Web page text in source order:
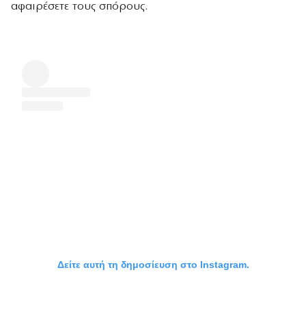
αφαιρέσετε τους σπόρους.
Δείτε αυτή τη δημοσίευση στο Instagram.